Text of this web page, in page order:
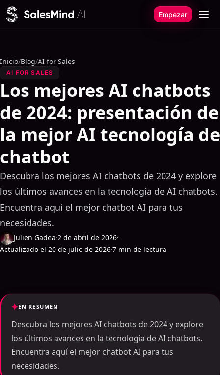
Ir al contenido
Empezar
Inicio/Blog/AI for Sales
AI FOR SALES
Los mejores AI chatbots
de 2024: presentación de
la mejor AI tecnología de
chatbot
Descubra los mejores AI chatbots de 2024 y explore
los últimos avances en la tecnología de AI chatbots.
Encuentra aquí el mejor chatbot AI para tus
necesidades.
Julien Gadea·2 de abril de 2026·
Actualizado el 20 de julio de 2026·7 min de lectura
EN RESUMEN
Descubra los mejores AI chatbots de 2024 y explore
los últimos avances en la tecnología de AI chatbots.
Encuentra aquí el mejor chatbot AI para tus
necesidades.